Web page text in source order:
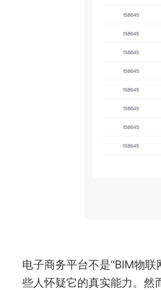
电子商务平台不是“BIM物
些人怀疑它的真实能力。然